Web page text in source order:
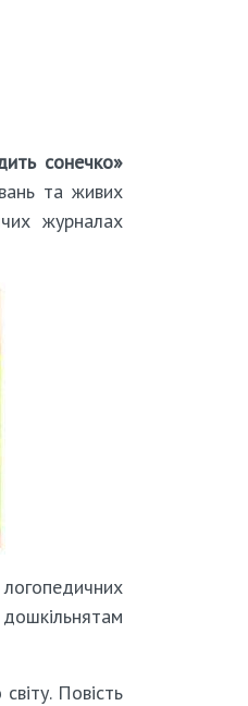
сонечко»
та живих
журналах
Повість